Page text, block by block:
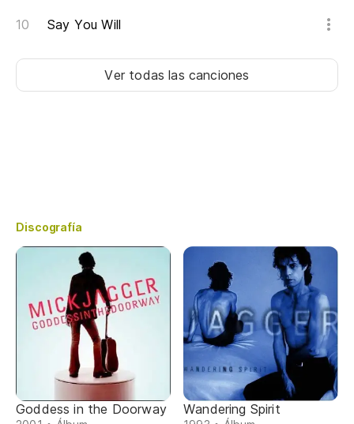
Say You Will
Ver todas las canciones
Discografía
Goddess in the Doorway Wandering Spirit